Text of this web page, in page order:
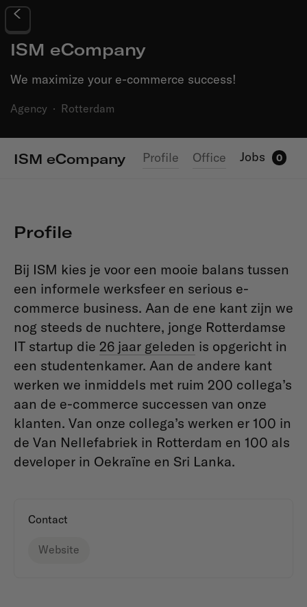
ISM eCompany
We maximize your e-commerce success!
Agency · Rotterdam
ISM eCompany Profile Office Jobs 0
Profile
Bij ISM kies je voor een mooie balans tussen
een informele werksfeer en serious e-
commerce business. Aan de ene kant zijn we
nog steeds de nuchtere, jonge Rotterdamse
IT startup die 26 jaar geleden is opgericht in
een studentenkamer. Aan de andere kant
werken we inmiddels met ruim 200 collega’s
aan de e-commerce successen van onze
klanten. Van onze collega’s werken er 100 in
de Van Nellefabriek in Rotterdam en 100 als
developer in Oekraïne en Sri Lanka.
Contact
Website